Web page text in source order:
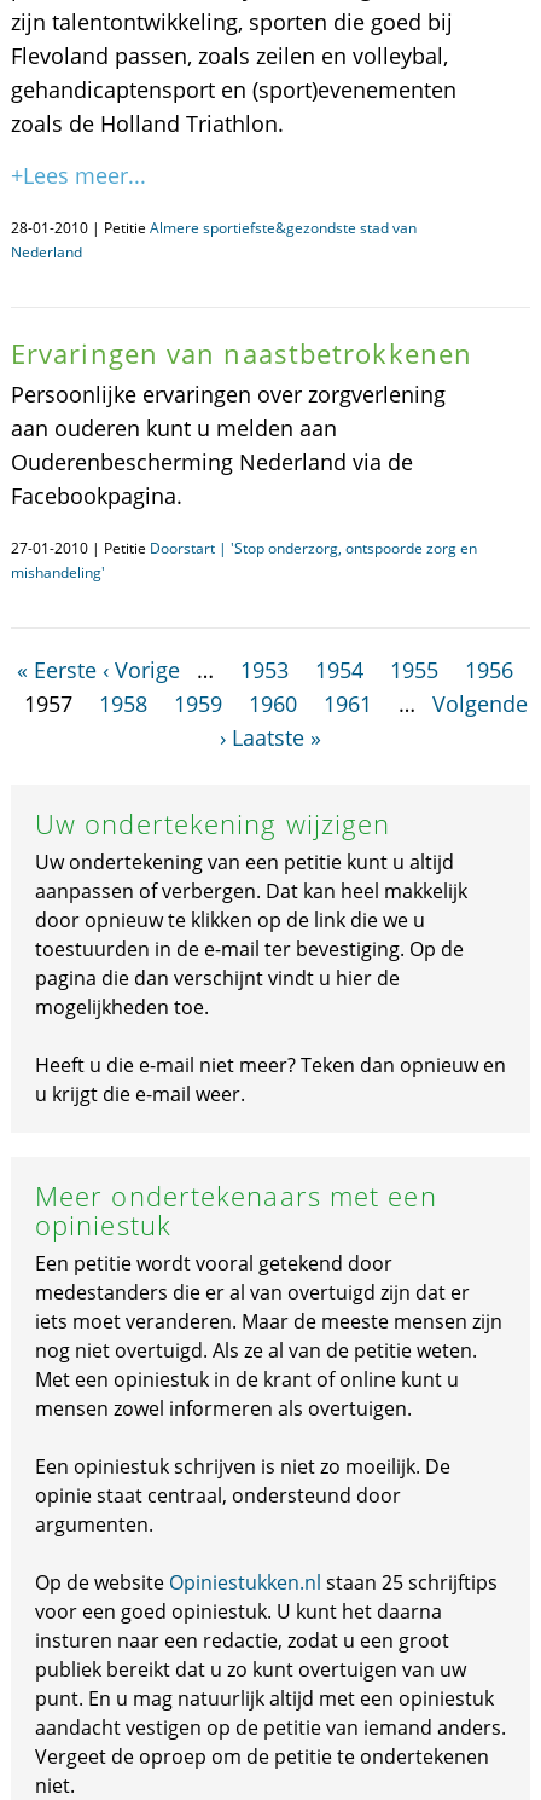
zijn talentontwikkeling, sporten die goed bij
Flevoland passen, zoals zeilen en volleybal,
gehandicaptensport en (sport)evenementen
zoals de Holland Triathlon.
+Lees meer...
28-01-2010 | Petitie Almere sportiefste&gezondste stad van
Nederland
Ervaringen van naastbetrokkenen
Persoonlijke ervaringen over zorgverlening
aan ouderen kunt u melden aan
Ouderenbescherming Nederland via de
Facebookpagina.
27-01-2010 | Petitie Doorstart | 'Stop onderzorg, ontspoorde zorg en
mishandeling'
« Eerste ‹ Vorige … 1953 1954 1955
1956
1957
1958 1959 1960 1961 …
Volgende
› Laatste »
Uw ondertekening wijzigen
Uw ondertekening van een petitie kunt u altijd
aanpassen of verbergen. Dat kan heel makkelijk
door opnieuw te klikken op de link die we u
toestuurden in de e-mail ter bevestiging. Op de
pagina die dan verschijnt vindt u hier de
mogelijkheden toe.
Heeft u die e-mail niet meer? Teken dan opnieuw en
u krijgt die e-mail weer.
Meer ondertekenaars met een
opiniestuk
Een petitie wordt vooral getekend door
medestanders die er al van overtuigd zijn dat er
iets moet veranderen. Maar de meeste mensen zijn
nog niet overtuigd. Als ze al van de petitie weten.
Met een opiniestuk in de krant of online kunt u
mensen zowel informeren als overtuigen.
Een opiniestuk schrijven is niet zo moeilijk. De
opinie staat centraal, ondersteund door
argumenten.
Op de website Opiniestukken.nl staan 25 schrijftips
voor een goed opiniestuk. U kunt het daarna
insturen naar een redactie, zodat u een groot
publiek bereikt dat u zo kunt overtuigen van uw
punt. En u mag natuurlijk altijd met een opiniestuk
aandacht vestigen op de petitie van iemand anders.
Vergeet de oproep om de petitie te ondertekenen
niet.